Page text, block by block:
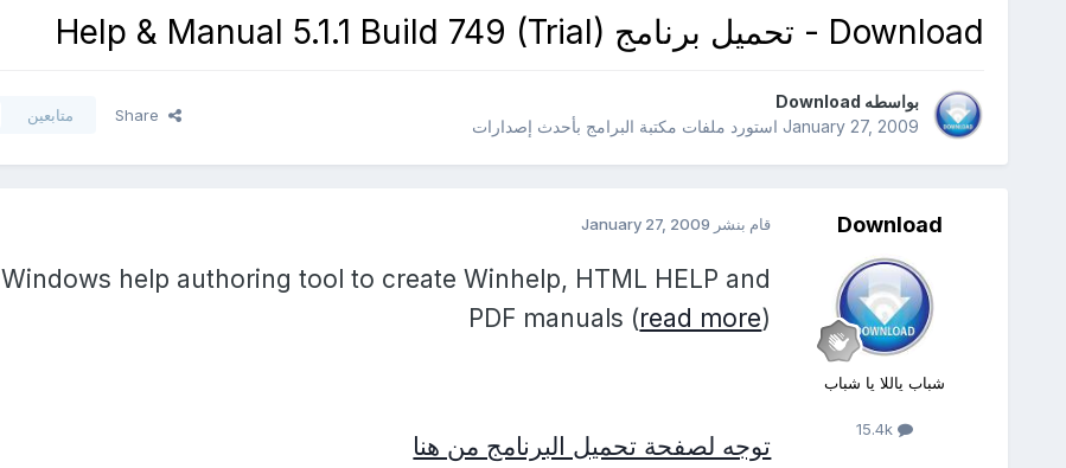
Download - تحميل برنامج Help & Manual 5.1.1 Build 749 (Trial)
بواسطه Download
January 27, 2009استورد ملفات مكتبة البرامج بأحدث إصدارات
Share متابعين
Download
شباب ياللا يا شباب
15.4k
قام بنشر January 27, 2009
Windows help authoring tool to create Winhelp, HTML HELP and
PDF manuals (read more)
توجه لصفحة تحميل البرنامج من هنا